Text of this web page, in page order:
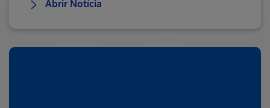
Abrir Notícia